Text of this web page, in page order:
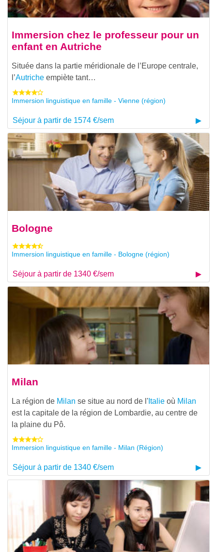
Immersion chez le professeur pour un
enfant en Autriche
Située dans la partie méridionale de l’Europe centrale,
l’Autriche empiète tant…
Immersion linguistique en famille - Vienne (région)
Séjour à partir de 1574 €/sem
Bologne
Immersion linguistique en famille - Bologne (région)
Séjour à partir de 1340 €/sem
Milan
La région de Milan se situe au nord de l' Italie où Milan
est la capitale de la région de Lombardie, au centre de
la plaine du Pô.
Immersion linguistique en famille - Milan (Région)
Séjour à partir de 1340 €/sem